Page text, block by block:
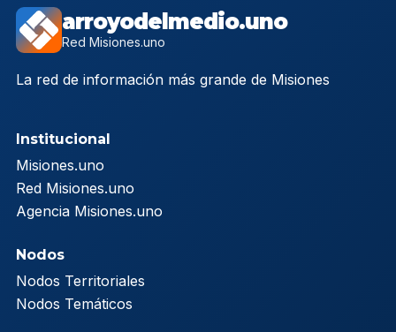
arroyodelmedio.uno
Red Misiones.uno
La red de información más grande de Misiones
Institucional
Misiones.uno
Red Misiones.uno
Agencia Misiones.uno
Nodos
Nodos Territoriales
Nodos Temáticos